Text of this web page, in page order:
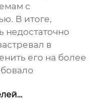
с
В итоге,
недостаточно
в
его на более